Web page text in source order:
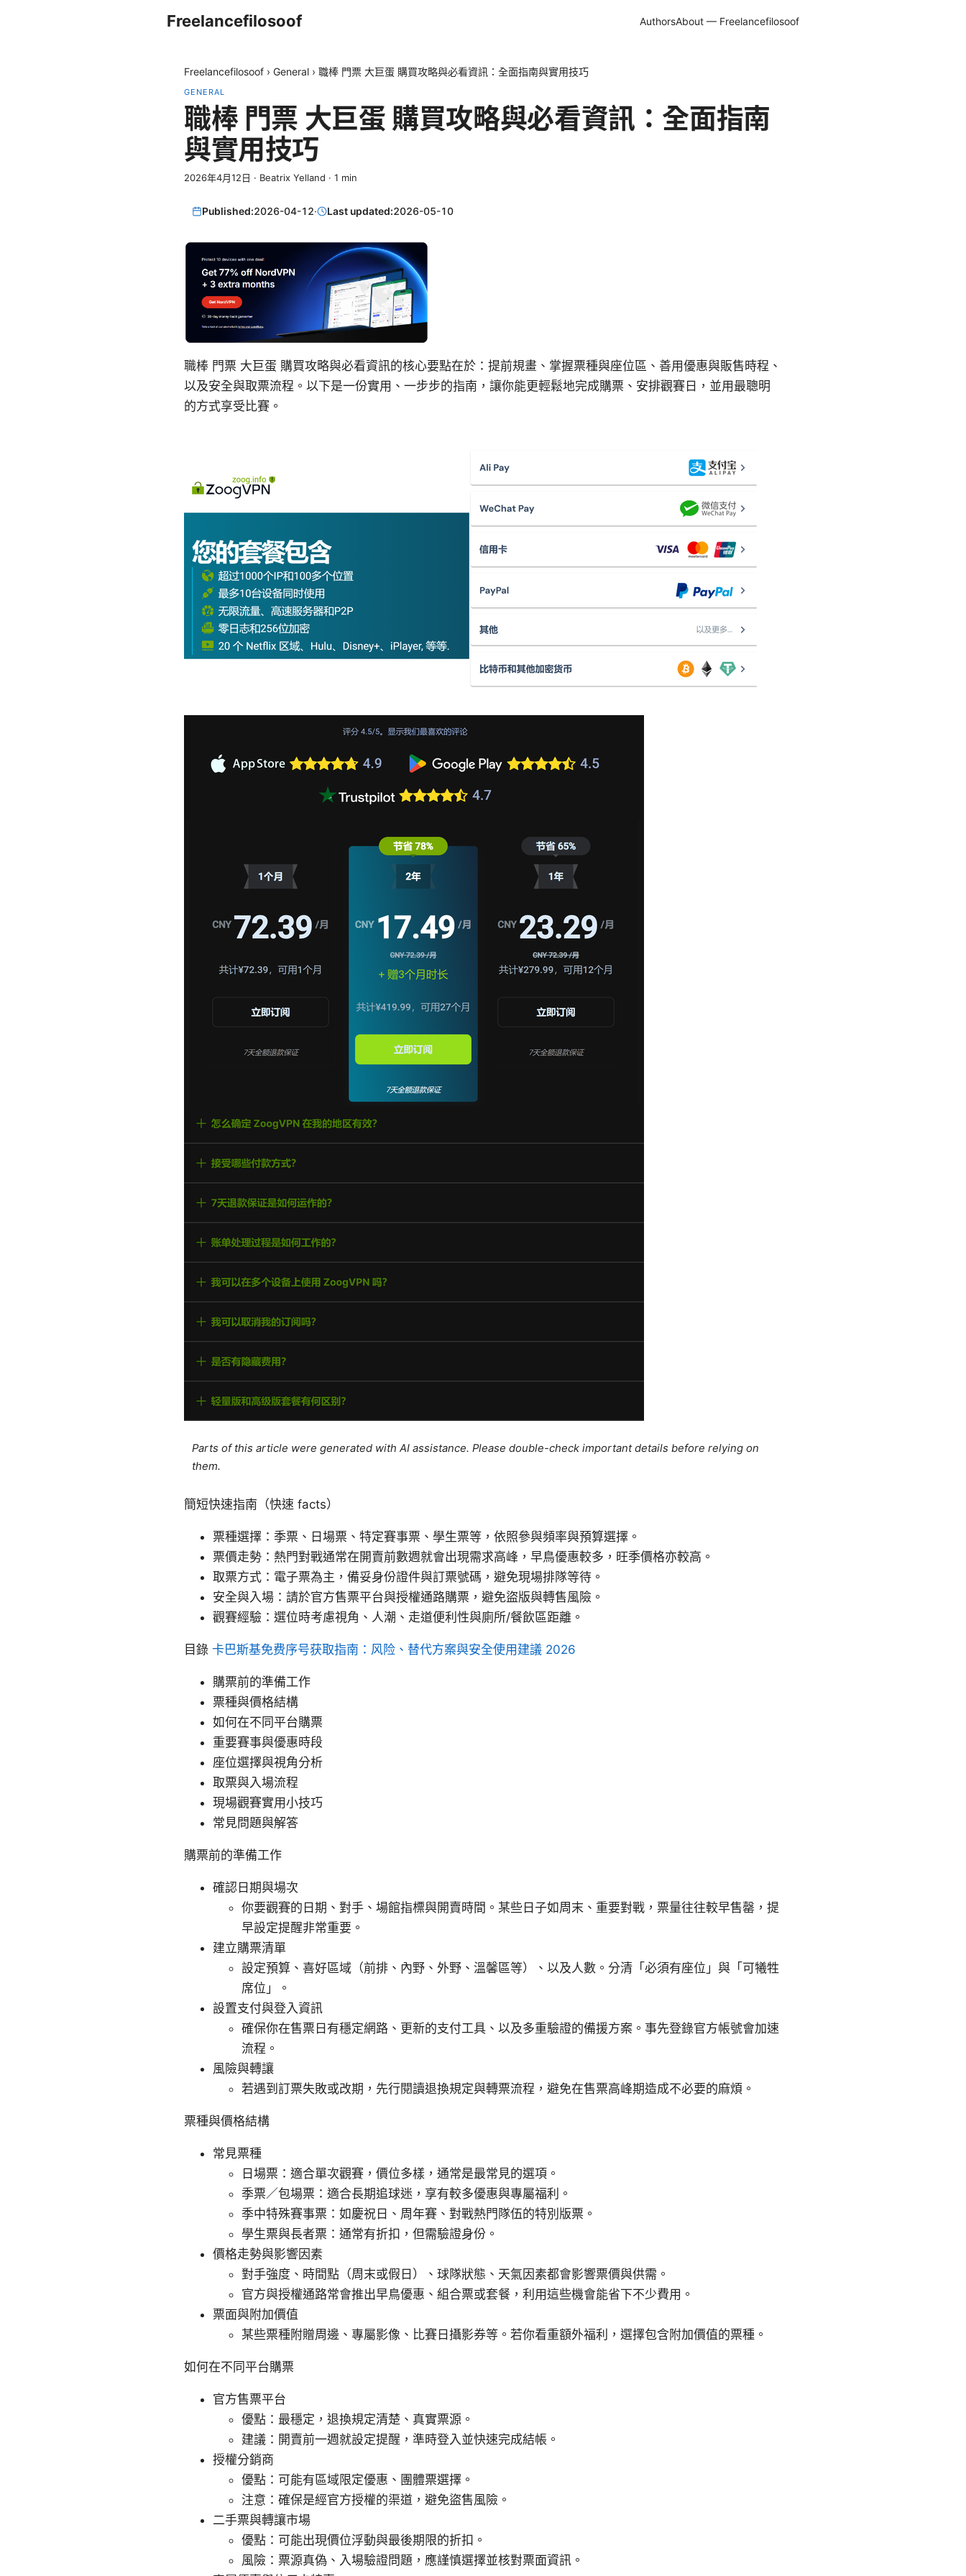
Freelancefilosoof AuthorsAbout — Freelancefilosoof
Freelancefilosoof › General › 職棒 門票 大巨蛋 購買攻略與必看資訊：全面指南與實用技巧
GENERAL
職棒 門票 大巨蛋 購買攻略與必看資訊：全面指南
與實用技巧
2026年4月12日 · Beatrix Yelland · 1 min
Published:2026-04-12· Last updated:2026-05-10
職棒 門票 大巨蛋 購買攻略與必看資訊的核心要點在於：提前規畫、掌握票種與座位區、善用優惠與販售時程、
以及安全與取票流程。以下是一份實用、一步步的指南，讓你能更輕鬆地完成購票、安排觀賽日，並用最聰明
的方式享受比賽。
Parts of this article were generated with AI assistance. Please double-check important details before relying on
them.
簡短快速指南（快速 facts）
票種選擇：季票、日場票、特定賽事票、學生票等，依照參與頻率與預算選擇。
票價走勢：熱門對戰通常在開賣前數週就會出現需求高峰，早鳥優惠較多，旺季價格亦較高。
取票方式：電子票為主，備妥身份證件與訂票號碼，避免現場排隊等待。
安全與入場：請於官方售票平台與授權通路購票，避免盜版與轉售風險。
觀賽經驗：選位時考慮視角、人潮、走道便利性與廁所/餐飲區距離。
目錄 卡巴斯基免费序号获取指南：风险、替代方案與安全使用建議 2026
購票前的準備工作
票種與價格結構
如何在不同平台購票
重要賽事與優惠時段
座位選擇與視角分析
取票與入場流程
現場觀賽實用小技巧
常見問題與解答
購票前的準備工作
確認日期與場次
你要觀賽的日期、對手、場館指標與開賣時間。某些日子如周末、重要對戰，票量往往較早售罄，提
早設定提醒非常重要。
建立購票清單
設定預算、喜好區域（前排、內野、外野、溫馨區等）、以及人數。分清「必須有座位」與「可犧牲
席位」。
設置支付與登入資訊
確保你在售票日有穩定網路、更新的支付工具、以及多重驗證的備援方案。事先登錄官方帳號會加速
流程。
風險與轉讓
若遇到訂票失敗或改期，先行閱讀退換規定與轉票流程，避免在售票高峰期造成不必要的麻煩。
票種與價格結構
常見票種
日場票：適合單次觀賽，價位多樣，通常是最常見的選項。
季票／包場票：適合長期追球迷，享有較多優惠與專屬福利。
季中特殊賽事票：如慶祝日、周年賽、對戰熱門隊伍的特別版票。
學生票與長者票：通常有折扣，但需驗證身份。
價格走勢與影響因素
對手強度、時間點（周末或假日）、球隊狀態、天氣因素都會影響票價與供需。
官方與授權通路常會推出早鳥優惠、組合票或套餐，利用這些機會能省下不少費用。
票面與附加價值
某些票種附贈周邊、專屬影像、比賽日攝影券等。若你看重額外福利，選擇包含附加價值的票種。
如何在不同平台購票
官方售票平台
優點：最穩定，退換規定清楚、真實票源。
建議：開賣前一週就設定提醒，準時登入並快速完成結帳。
授權分銷商
優點：可能有區域限定優惠、團體票選擇。
注意：確保是經官方授權的渠道，避免盜售風險。
二手票與轉讓市場
優點：可能出現價位浮動與最後期限的折扣。
風險：票源真偽、入場驗證問題，應謹慎選擇並核對票面資訊。